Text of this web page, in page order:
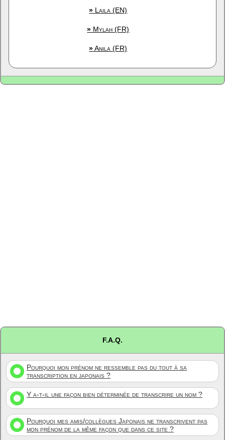
» Laila (EN)
» Mylah (FR)
»Anila (FR)
F.A.Q.
Pourquoi mon prénom ne ressemble pas du tout à sa
transcription en japonais ?
Y a-t-il une façon bien déterminée de transcrire un nom ?
Pourquoi mes amis/collègues Japonais ne transcrivent pas
mon prénom de la même façon que dans ce site ?